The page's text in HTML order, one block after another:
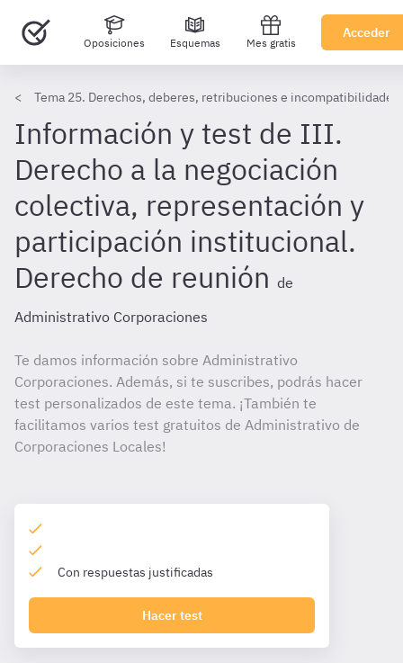
Oposiciones Esquemas Mes gratis
Acceder
Tema 25. Derechos, deberes, retribuciones e
Información y test de III.
Derecho a la negociación
colectiva, representación y
participación institucional.
Derecho de reunión de
Administrativo Corporaciones
Te damos información sobre Administrativo
Corporaciones. Además, si te suscribes, podrás hacer
test personalizados de este tema. ¡También te
facilitamos varios test gratuitos de Administrativo de
Corporaciones Locales!
Con respuestas justificadas
Hacer test